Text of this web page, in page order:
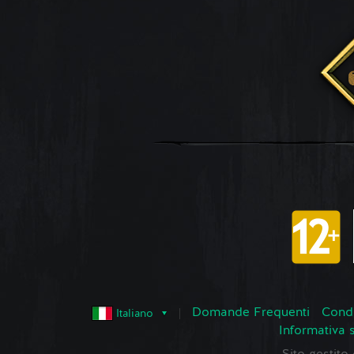
Italiano Domande Frequenti
Informativa